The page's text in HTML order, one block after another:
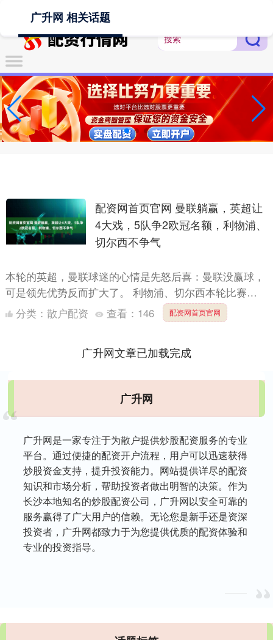
广升网 相关话题
配资网首页官网 曼联躺赢，英超让
4大戏，5队争2欧冠名额，利物浦、
切尔西不争气
本轮的英超，曼联球迷的心情是先怒后喜：曼联没赢球，
可是领先优势反而扩大了。 利物浦、切尔西本轮比赛都
输球了，曼联的欧冠资格领先优势扩大到了7分。联赛剩
分类： 散户配资 查看： 146 配资网首页官网
广升网文章已加载完成
广升网
广升网是一家专注于为散户提供炒股配资服务的专业
平台。通过便捷的配资开户流程，用户可以迅速获得
炒股资金支持，提升投资能力。网站提供详尽的配资
知识和市场分析，帮助投资者做出明智的决策。作为
长沙本地知名的炒股配资公司，广升网以安全可靠的
服务赢得了广大用户的信赖。无论您是新手还是资深
投资者，广升网都致力于为您提供优质的配资体验和
专业的投资指导。